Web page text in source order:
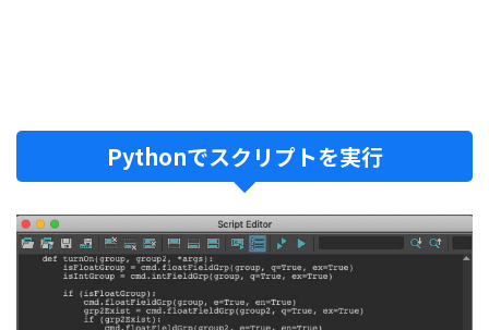
Pythonでスクリプトを実行